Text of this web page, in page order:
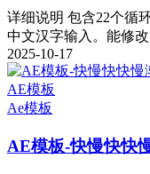
详细说明 包含22个循
中文汉字输入。能修改
2025-10-17
AE模板
Ae模板
AE模板-快慢快快